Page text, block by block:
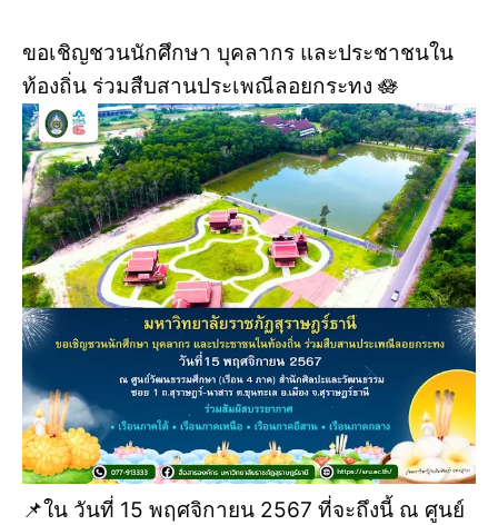
ขอเชิญชวนนักศึกษา บุคลากร และประชาชนใน
ท้องถิ่น ร่วมสืบสานประเพณีลอยกระทง 🪷
📌ใน วันที่ 15 พฤศจิกายน 2567 ที่จะถึงนี้ ณ ศูนย์